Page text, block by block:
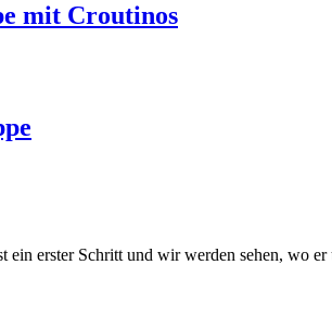
mit Croutinos
ein erster Schritt und wir werden sehen, wo